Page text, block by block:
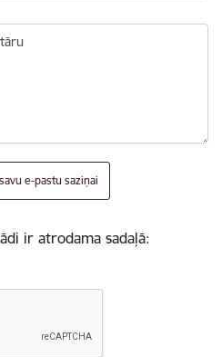
e-pastu saziņai
ir atrodama sadaļā: